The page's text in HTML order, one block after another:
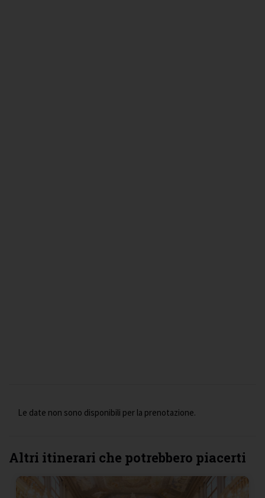
Le date non sono disponibili per la prenotazione.
Altri itinerari che potrebbero piacerti